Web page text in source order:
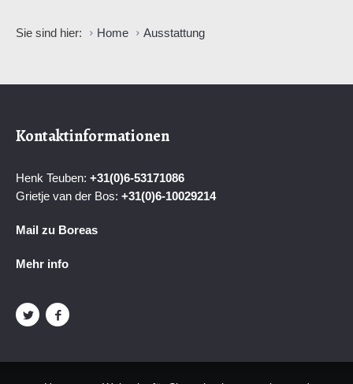
Sie sind hier: Home Ausstattung
Kontaktinformationen
Henk Teuben: +31(0)6-53171086
Grietje van der Bos: +31(0)6-10029214
Mail zu Boreas
Mehr info